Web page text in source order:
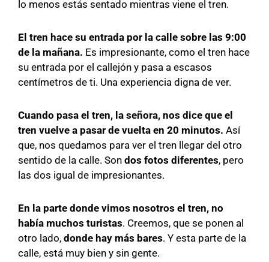
lo menos estás sentado mientras viene el tren.
El tren hace su entrada por la calle sobre las 9:00
de la mañana. Es impresionante, como el tren hace
su entrada por el callejón y pasa a escasos
centímetros de ti. Una experiencia digna de ver.
Cuando pasa el tren, la señora, nos dice que el
tren vuelve a pasar de vuelta en 20 minutos. Así
que, nos quedamos para ver el tren llegar del otro
sentido de la calle. Son dos fotos diferentes, pero
las dos igual de impresionantes.
En la parte donde vimos nosotros el tren, no
había muchos turistas. Creemos, que se ponen al
otro lado, donde hay más bares. Y esta parte de la
calle, está muy bien y sin gente.